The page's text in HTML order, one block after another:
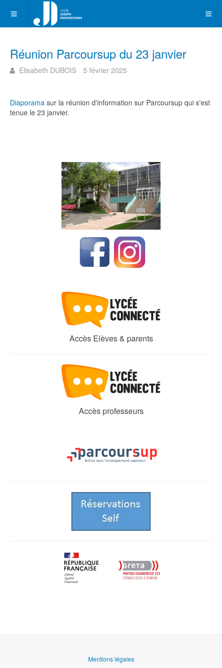
Réunion Parcoursup du 23 janvier
Elisabeth DUBOIS 5 février 2025
Diaporama sur la réunion d'information sur Parcoursup qui s'est
tenue le 23 janvier.
Accès Elèves & parents
Accès professeurs
Mentions légales